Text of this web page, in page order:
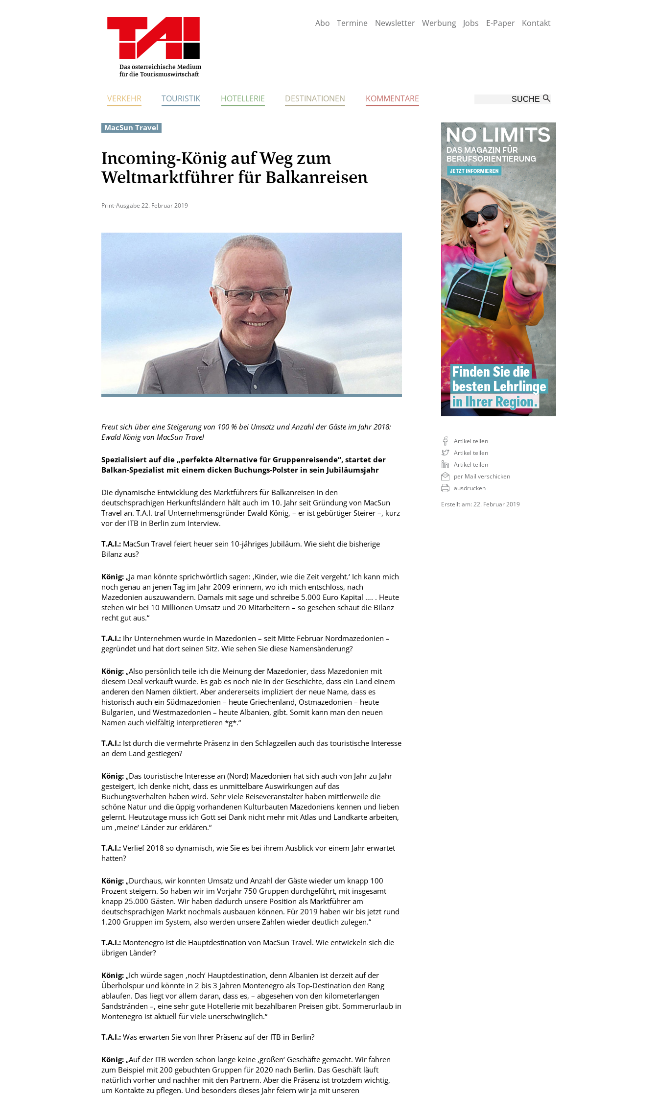
Das österreichische Medium
für die Tourismuswirtschaft
Abo Termine Newsletter Werbung Jobs E-Paper Kontakt
VERKEHR TOURISTIK HOTELLERIE DESTINATIONEN KOMMENTARE
MacSun Travel
Incoming-König auf Weg zum
Weltmarktführer für Balkanreisen
Print-Ausgabe 22. Februar 2019
Freut sich über eine Steigerung von 100 % bei Umsatz und Anzahl der Gäste im Jahr 2018:
Ewald König von MacSun Travel
Spezialisiert auf die „perfekte Alternative für Gruppenreisende“, startet der
Balkan-Spezialist mit einem dicken Buchungs-Polster in sein Jubiläumsjahr
Die dynamische Entwicklung des Marktführers für Balkanreisen in den
deutschsprachigen Herkunftsländern hält auch im 10. Jahr seit Gründung von MacSun
Travel an. T.A.I. traf Unternehmensgründer Ewald König, – er ist gebürtiger Steirer –, kurz
vor der ITB in Berlin zum Interview.
T.A.I.:MacSun Travel feiert heuer sein 10-jähriges Jubiläum. Wie sieht die bisherige
Bilanz aus?
König:„Ja man könnte sprichwörtlich sagen: ‚Kinder, wie die Zeit vergeht.‘ Ich kann mich
noch genau an jenen Tag im Jahr 2009 erinnern, wo ich mich entschloss, nach
Mazedonien auszuwandern. Damals mit sage und schreibe 5.000 Euro Kapital …. . Heute
stehen wir bei 10 Millionen Umsatz und 20 Mitarbeitern – so gesehen schaut die Bilanz
recht gut aus.“
T.A.I.:Ihr Unternehmen wurde in Mazedonien – seit Mitte Februar Nordmazedonien –
gegründet und hat dort seinen Sitz. Wie sehen Sie diese Namensänderung?
König: „Also persönlich teile ich die Meinung der Mazedonier, dass Mazedonien mit
diesem Deal verkauft wurde. Es gab es noch nie in der Geschichte, dass ein Land einem
anderen den Namen diktiert. Aber andererseits impliziert der neue Name, dass es
historisch auch ein Südmazedonien – heute Griechenland, Ostmazedonien – heute
Bulgarien, und Westmazedonien – heute Albanien, gibt. Somit kann man den neuen
Namen auch vielfältig interpretieren *g*.“
T.A.I.:Ist durch die vermehrte Präsenz in den Schlagzeilen auch das touristische Interesse
an dem Land gestiegen?
König:„Das touristische Interesse an (Nord) Mazedonien hat sich auch von Jahr zu Jahr
gesteigert, ich denke nicht, dass es unmittelbare Auswirkungen auf das
Buchungsverhalten haben wird. Sehr viele Reiseveranstalter haben mittlerweile die
schöne Natur und die üppig vorhandenen Kulturbauten Mazedoniens kennen und lieben
gelernt. Heutzutage muss ich Gott sei Dank nicht mehr mit Atlas und Landkarte arbeiten,
um ‚meine‘ Länder zur erklären.“
T.A.I.:Verlief 2018 so dynamisch, wie Sie es bei ihrem Ausblick vor einem Jahr erwartet
hatten?
König:„Durchaus, wir konnten Umsatz und Anzahl der Gäste wieder um knapp 100
Prozent steigern. So haben wir im Vorjahr 750 Gruppen durchgeführt, mit insgesamt
knapp 25.000 Gästen. Wir haben dadurch unsere Position als Marktführer am
deutschsprachigen Markt nochmals ausbauen können. Für 2019 haben wir bis jetzt rund
1.200 Gruppen im System, also werden unsere Zahlen wieder deutlich zulegen.“
T.A.I.:Montenegro ist die Hauptdestination von MacSun Travel. Wie entwickeln sich die
übrigen Länder?
König:„Ich würde sagen ‚noch‘ Hauptdestination, denn Albanien ist derzeit auf der
Überhol­spur und könnte in 2 bis 3 Jahren Montenegro als Top-Destination den Rang
ablaufen. Das liegt vor allem daran, dass es, – abgesehen von den kilometerlangen
Sandstränden –, eine sehr gute Hotellerie mit bezahlbaren Preisen gibt. Sommerurlaub in
Montenegro ist aktuell für viele unerschwinglich.“
T.A.I.:Was erwarten Sie von Ihrer Präsenz auf der ITB in Berlin?
König:„Auf der ITB werden schon lange keine ‚großen‘ Geschäfte gemacht. Wir fahren
zum Beispiel mit 200 gebuchten Gruppen für 2020 nach Berlin. Das Geschäft läuft
natürlich vorher und nachher mit den Partnern. Aber die Präsenz ist trotzdem wichtig,
um Kontakte zu pflegen. Und besonders dieses Jahr feiern wir ja mit unseren
Artikel teilen
Artikel teilen
Artikel teilen
per Mail verschicken
ausdrucken
Erstellt am: 22. Februar 2019